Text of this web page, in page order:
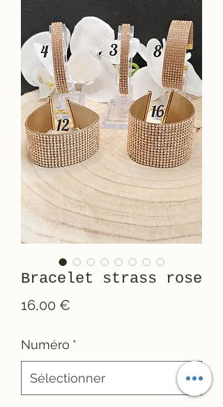
Bracelet strass rose
16,00 €
Numéro *